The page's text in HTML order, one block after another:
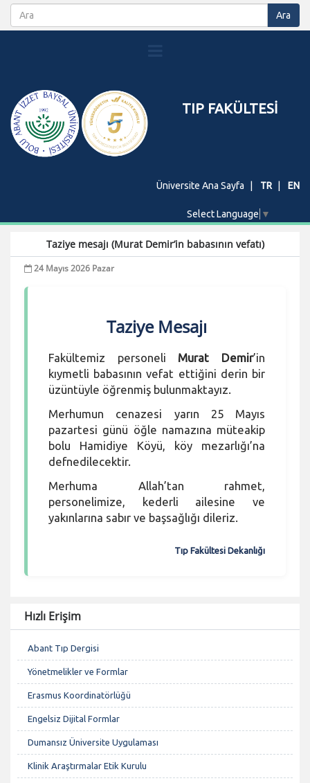
TIP FAKÜLTESİ
Üniversite Ana Sayfa TR EN
Select Language ▼
Taziye mesajı (Murat Demir’in babasının vefatı)
24 Mayıs 2026 Pazar
Taziye Mesajı
Fakültemiz personeli Murat Demir’in
kıymetli babasının vefat ettiğini derin bir
üzüntüyle öğrenmiş bulunmaktayız.
Merhumun cenazesi yarın 25 Mayıs
pazartesi günü öğle namazına müteakip
bolu Hamidiye Köyü, köy mezarlığı’na
defnedilecektir.
Merhuma Allah’tan rahmet,
personelimize, kederli ailesine ve
yakınlarına sabır ve başsağlığı dileriz.
Tıp Fakültesi Dekanlığı
Hızlı Erişim
Abant Tıp Dergisi
Yönetmelikler ve Formlar
Erasmus Koordinatörlüğü
Engelsiz Dijital Formlar
Dumansız Üniversite Uygulaması
Klinik Araştırmalar Etik Kurulu